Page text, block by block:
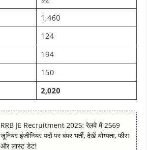
1,460
124
194
150
2,020
RRB JE Recruitment 2025: रेलवे में 2569
जूनियर इंजीनियर पदों पर बंपर भर्ती, देखें योग्यता, फीस
और लास्ट डेट!